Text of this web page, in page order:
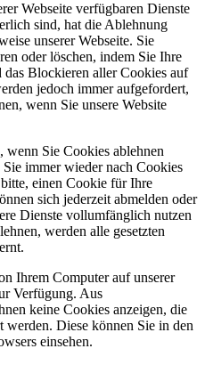
Webseite verfügbaren Dienste
sind, hat die Ablehnung
unserer Webseite. Sie
oder löschen, indem Sie Ihre
Blockieren aller Cookies auf
jedoch immer aufgefordert,
wenn Sie unsere Website
wenn Sie Cookies ablehnen
immer wieder nach Cookies
einen Cookie für Ihre
sich jederzeit abmelden oder
Dienste vollumfänglich nutzen
werden alle gesetzten
Ihrem Computer auf unserer
Verfügung. Aus
keine Cookies anzeigen, die
werden. Diese können Sie in den
einsehen.